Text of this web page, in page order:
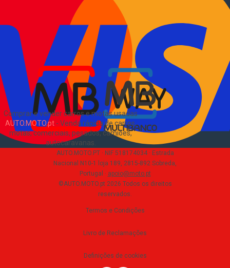
Comprar e vender carros e motas usadas
AUTO.MOTO.pt- Venda rápida de carros,
motas, comerciais, pesados, camiões,
autocaravanas
Como comprar e vender
Pacotes de anúncios
Verificar VIN e matrícula
Sitemap
EN
Sobre Nós
AUTO.MOTO.PT · NIF 518174034 · Estrada
Nacional N10-1 loja 189, 2815-892 Sobreda,
Portugal · apoio@moto.pt
©AUTO.MOTO.pt 2026 Todos os direitos
reservados.
Termos e Condições
Livro de Reclamações
Definições de cookies